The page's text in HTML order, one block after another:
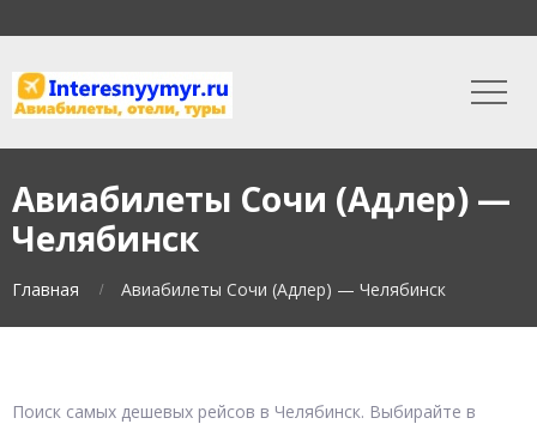
Авиабилеты Сочи (Адлер) —
Челябинск
Главная Авиабилеты Сочи (Адлер) — Челябинск
Поиск самых дешевых рейсов в Челябинск. Выбирайте в